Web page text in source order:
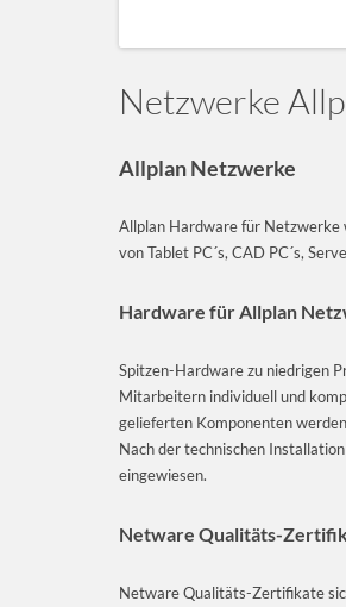
Netzwerke
Allplan Netzwerke
Allplan Hardware für Netzwerke
von Tablet PC´s, CAD PC´s,
Hardware für Allplan
Spitzen-Hardware zu niedrigen
Mitarbeitern individuell und
gelieferten Komponenten
Nach der technischen
eingewiesen.
Netware Qualitäts-
Netware Qualitäts-Zertifikate